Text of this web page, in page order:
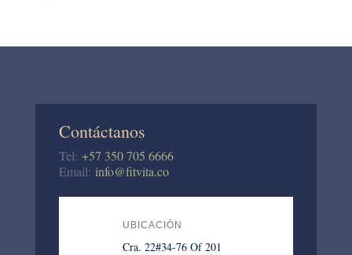
Contáctanos
Tel: +57 350 705 6666
Email: info@fitvita.co
UBICACIÓN
Cra. 22#34-76 Of 201